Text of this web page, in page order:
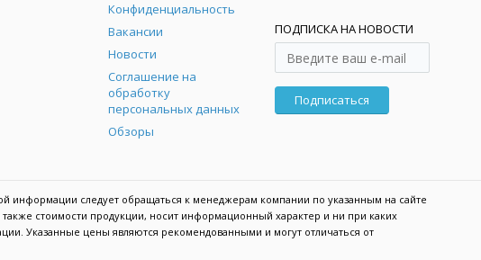
Конфиденциальность
Вакансии
Новости
Соглашение на
обработку
персональных данных
Обзоры
ПОДПИСКА НА НОВОСТИ
Подписаться
информации следует обращаться к менеджерам компании по указанным на сайте
стоимости продукции, носит информационный характер и ни при каких
Указанные цены являются рекомендованными и могут отличаться от